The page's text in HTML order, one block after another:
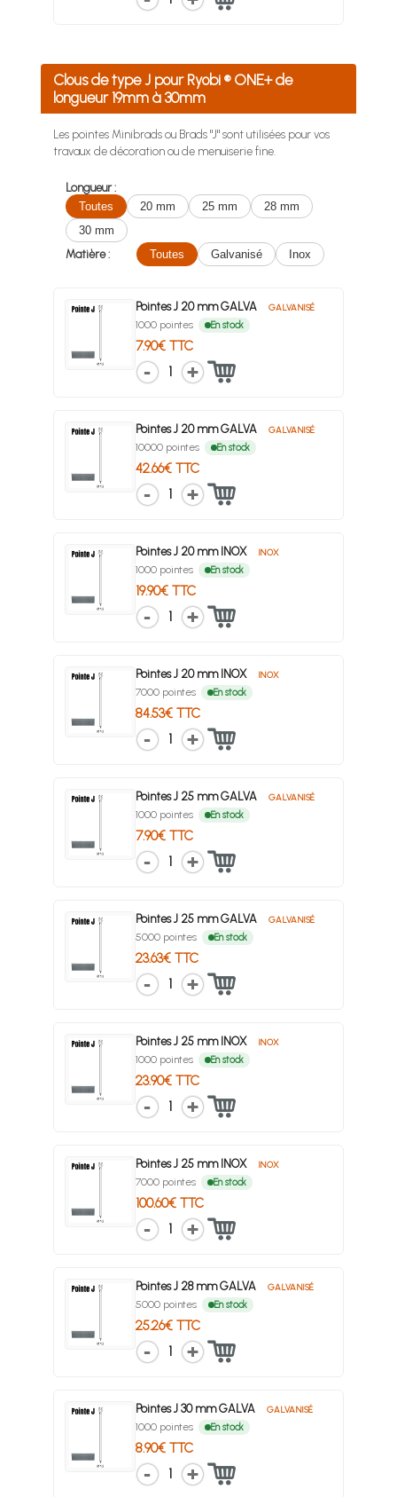
Clous de type J pour Ryobi ® ONE+ de
longueur 19mm à 30mm
Les pointes Minibrads ou Brads "J" sont utilisées pour vos
travaux de décoration ou de menuiserie fine.
Longueur :
Toutes
20 mm 25 mm
28 mm
30 mm
Matière :
Toutes Galvanisé Inox
Pointes J 20 mm GALVA GALVANISÉ
1000 pointes En stock
7.90€ TTC
1
Pointes J 20 mm GALVA GALVANISÉ
10000 pointes En stock
42.66€ TTC
1
Pointes J 20 mm INOX INOX
1000 pointes En stock
19.90€ TTC
1
Pointes J 20 mm INOX INOX
7000 pointes En stock
84.53€ TTC
1
Pointes J 25 mm GALVA GALVANISÉ
1000 pointes En stock
7.90€ TTC
1
Pointes J 25 mm GALVA GALVANISÉ
5000 pointes En stock
23.63€ TTC
1
Pointes J 25 mm INOX INOX
1000 pointes En stock
23.90€ TTC
1
Pointes J 25 mm INOX INOX
7000 pointes En stock
100.60€ TTC
1
Pointes J 28 mm GALVA GALVANISÉ
5000 pointes En stock
25.26€ TTC
1
Pointes J 30 mm GALVA GALVANISÉ
1000 pointes En stock
8.90€ TTC
1